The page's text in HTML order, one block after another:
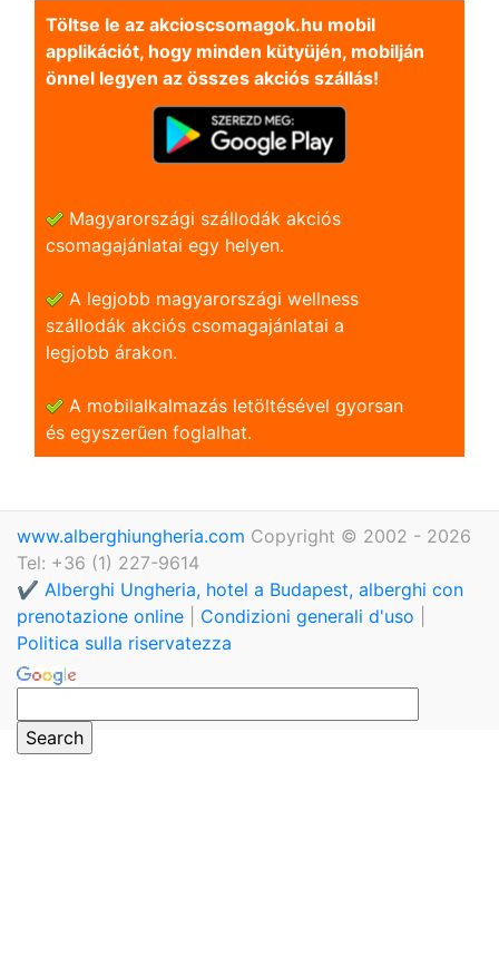
Töltse le az akcioscsomagok.hu mobil
applikációt, hogy minden kütyüjén, mobilján
önnel legyen az összes akciós szállás!
Magyarországi szállodák akciós
csomagajánlatai egy helyen.
A legjobb magyarországi wellness
szállodák akciós csomagajánlatai a
legjobb árakon.
A mobilalkalmazás letöltésével gyorsan
és egyszerũen foglalhat.
www.alberghiungheria.com Copyright © 2002 - 2026
Tel: +36 (1) 227-9614
✔️ Alberghi Ungheria, hotel a Budapest, alberghi con
prenotazione online
Condizioni generali d'uso
Politica sulla riservatezza